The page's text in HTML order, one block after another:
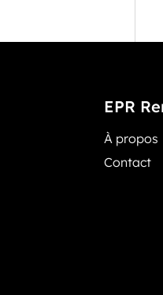
EPR
À propos
Contact